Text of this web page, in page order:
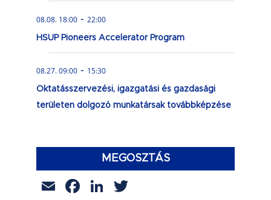
08.08. 18:00 - 22:00
HSUP Pioneers Accelerator Program
08.27. 09:00 - 15:30
Oktatásszervezési, igazgatási és gazdasági
területen dolgozó munkatársak továbbképzése
MEGOSZTÁS
EmailFacebook
LinkedIn